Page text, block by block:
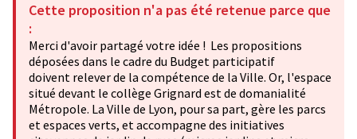
Cette proposition n'a pas été retenue parce que
:
Merci d'avoir partagé votre idée ! Les propositions
déposées dans le cadre du Budget participatif
doivent relever de la compétence de la Ville. Or, l'espace
situé devant le collège Grignard est de domanialité
Métropole. La Ville de Lyon, pour sa part, gère les parcs
et espaces verts, et accompagne des initiatives